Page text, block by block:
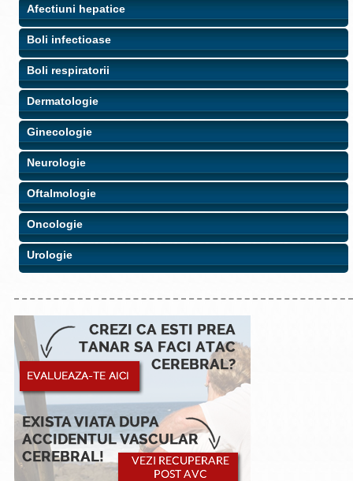
Afectiuni hepatice
Boli infectioase
Boli respiratorii
Dermatologie
Ginecologie
Neurologie
Oftalmologie
Oncologie
Urologie